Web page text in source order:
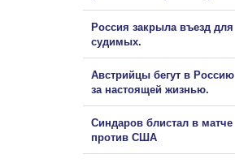
Россия закрыла въезд для
судимых.
Австрийцы бегут в Россию
за настоящей жизнью.
Синдаров блистал в матче
против США